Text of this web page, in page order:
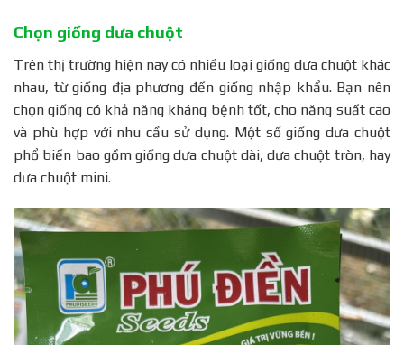
Một số lưu ý
Nhiệt độ và ánh sáng phù hợp
Kiểm tra độ ẩm đất thường xuyên
Cách kiểm tra độ ẩm
Tưới nước đúng cách
Câu hỏi thường gặp
Làm thế nào để phòng chống sâu bệnh?
Khi nào thì nên bón phân cho cây dưa chuột?
Kết luận
Chọn giống dưa chuột
Trên thị trường hiện nay có nhiều loại giống dưa chuột khác
nhau, từ giống địa phương đến giống nhập khẩu. Bạn nên
chọn giống có khả năng kháng bệnh tốt, cho năng suất cao
và phù hợp với nhu cầu sử dụng. Một số giống dưa chuột
phổ biến bao gồm giống dưa chuột dài, dưa chuột tròn, hay
dưa chuột mini.